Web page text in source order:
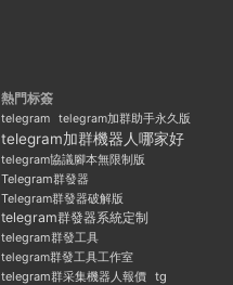
熱門标簽
telegram telegram加群助手永久版
telegram加群機器人哪家好
telegram協議腳本無限制版
Telegram群發器
Telegram群發器破解版
telegram群發器系統定制
telegram群發工具
telegram群發工具工作室
telegram群采集機器人報價 tg